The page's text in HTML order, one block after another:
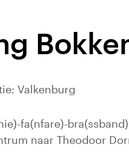
Valkenburg
fa(nfare)-
naar Theodoor